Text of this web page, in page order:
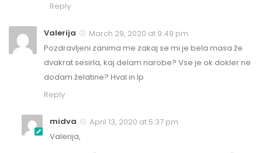
Reply
Valerija
March 29, 2020 at 9:49 pm
Pozdravljeni zanima me zakaj se mi je bela masa že
dvakrat sesirla, kaj delam narobe? Vse je ok dokler ne
dodam želatine? Hval in lp
Reply
midva
April 13, 2020 at 5:37 pm
Valerija,